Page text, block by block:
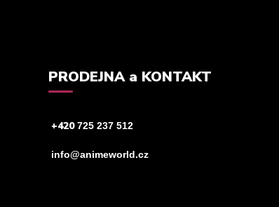
PRODEJNA a KONTAKT
+420725 237 512
info@animeworld.cz